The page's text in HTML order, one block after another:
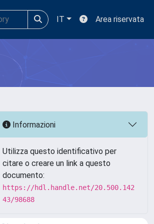
IT Area riservata
Informazioni
Utilizza questo identificativo per
citare o creare un link a questo
documento:
https://hdl.handle.net/20.500.142
43/98688